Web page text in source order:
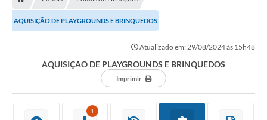
AQUISIÇÃO DE PLAYGROUNDS E BRINQUEDOS
Atualizado em: 29/08/2024 às 15h48
AQUISIÇÃO DE PLAYGROUNDS E BRINQUEDOS
Imprimir
1